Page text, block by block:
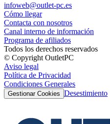
infoweb@outlet-pc.es
Cómo llegar
Contacta con nosotros
Canal interno de información
Programa de afiliados
Todos los derechos reservados
© Copyright OutletPC
Aviso legal
Política de Privacidad
Condiciones Generales
Gestionar Cookies Desestimiento